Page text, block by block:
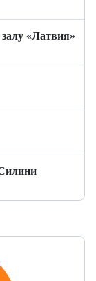
«Латвия»